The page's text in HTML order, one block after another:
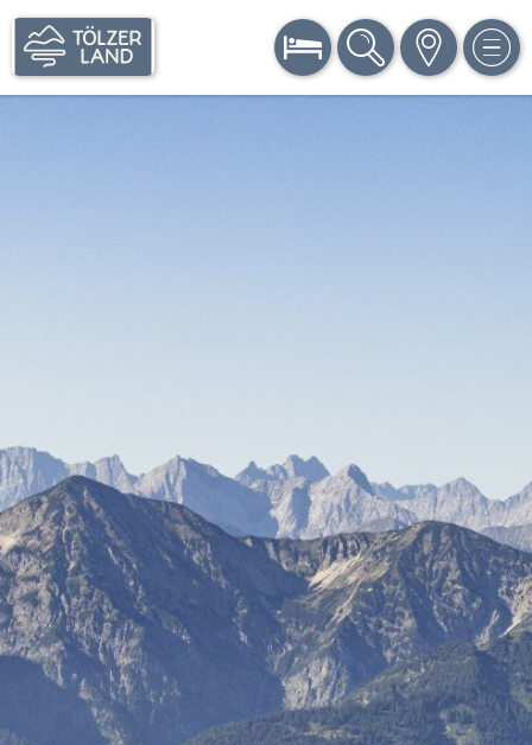
BUCHEN SUCHE KARTE MENÜ